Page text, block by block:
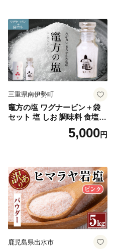
三重県南伊勢町
竈方の塩 ワグナービン＋袋
セット 塩 しお 調味料 食塩
天然 ミネラル 調味料 ソルト
salt 料理 味付 おにぎり 三重
5,000円
鹿児島県出水市